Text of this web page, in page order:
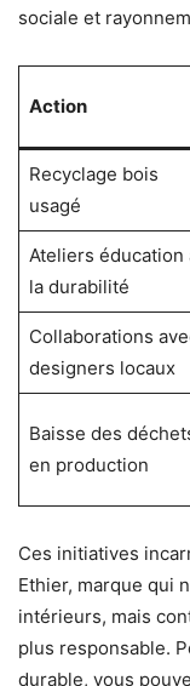
sociale et
Action
Recyclage bois
usagé
Ateliers éducation
la durabilité
Collaborations
designers locaux
Baisse des
en production
Ces initiatives
Ethier, marque qui
intérieurs, mais
plus responsable.
durable, vous